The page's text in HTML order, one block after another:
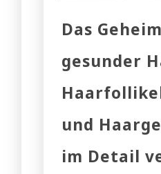
Das
gesunder
und
im Detail